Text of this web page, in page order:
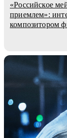
«Российское
приемлем»:
композитором